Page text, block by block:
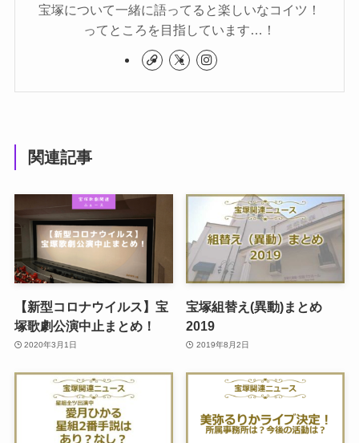
宝塚について一緒に語ってると楽しいなコイツ！
ってところを目指しています…！
関連記事
【新型コロナウイルス】宝
塚歌劇公演中止まとめ！
2020年3月1日
宝塚組替え(異動)まとめ
2019
2019年8月2日